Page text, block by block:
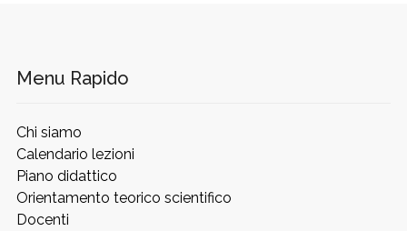
Menu Rapido
Chi siamo
Calendario lezioni
Piano didattico
Orientamento teorico scientifico
Docenti